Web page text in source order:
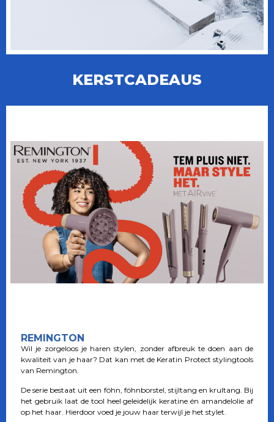
KERSTCADEAUS
REMINGTON
Wil je zorgeloos je haren stylen, zonder afbreuk te doen aan de
kwaliteit van je haar? Dat kan met de Keratin Protect stylingtools
van Remington.
De serie bestaat uit een föhn, föhnborstel, stijltang en krultang. Bij
het gebruik laat de tool heel geleidelijk keratine én amandelolie af
op het haar. Hierdoor voed je jouw haar terwijl je het stylet.